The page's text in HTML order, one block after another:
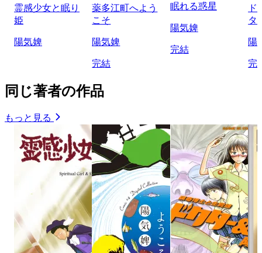
霊感少女と眠り
姫
陽気婢
薬多江町へよう
こそ
陽気婢
完結
眠れる惑星
陽気婢
完結
ド
タ
陽
完
同じ著者の作品
もっと見る